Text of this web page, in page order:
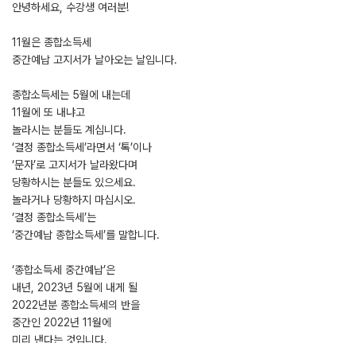
안녕하세요, 수강생 여러분!
11월은 종합소득세
중간예납 고지서가 날아오는 날입니다.
종합소득세는 5월에 내는데
11월에 또 내냐고
놀라시는 분들도 계십니다.
‘결정 종합소득세’라면서 ‘톡’이나
‘문자’로 고지서가 날라왔다며
당황하시는 분들도 있으세요.
놀라거나 당황하지 마십시오.
‘결정 종합소득세’는
‘중간예납 종합소득세’를 말합니다.
‘종합소득세 중간예납’은
내년, 2023년 5월에 내게 될
2022년분 종합소득세의 반을
중간인 2022년 11월에
미리 낸다는 것입니다.